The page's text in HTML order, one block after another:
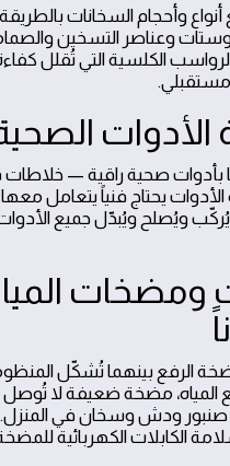
وأحجام السخانات
وعناصر التسخين
الكلسية التي تُقلل
مستقبلي.
الأدوات
بأدوات صحية راقية —
يحتاج فنياً يتعامل
يُركّب ويُصلح ويُبدّل جميع
ومضخات
الرفع بينهما تُشكّل
المياه، مضخة ضعيفة لا
صنبور ودش وسخان في
الكابلات الكهربائية